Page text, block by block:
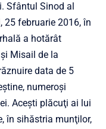
Sfântul Sinod al
25 februarie 2016, în
a hotărât
Misail de la
data de 5
numeroşi
Aceşti plăcuţi ai lui
în sihăstria munţilor,